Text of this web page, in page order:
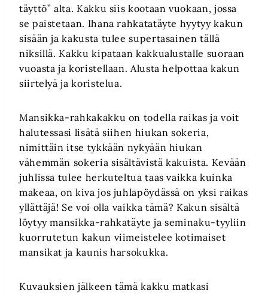
täyttö” alta. Kakku siis kootaan vuokaan, jossa
se paistetaan. Ihana rahkatatäyte hyytyy kakun
sisään ja kakusta tulee supertasainen tällä
niksillä. Kakku kipataan kakkualustalle suoraan
vuoasta ja koristellaan. Alusta helpottaa kakun
siirtelyä ja koristelua.
Mansikka-rahkakakku on todella raikas ja voit
halutessasi lisätä siihen hiukan sokeria,
nimittäin itse tykkään nykyään hiukan
vähemmän sokeria sisältävistä kakuista. Kevään
juhlissa tulee herkuteltua taas vaikka kuinka
makeaa, on kiva jos juhlapöydässä on yksi raikas
yllättäjä! Se voi olla vaikka tämä? Kakun sisältä
löytyy mansikka-rahkatäyte ja seminaku-tyyliin
kuorrutetun kakun viimeistelee kotimaiset
mansikat ja kaunis harsokukka.
Kuvauksien jälkeen tämä kakku matkasi